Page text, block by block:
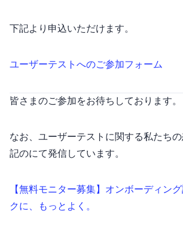
下記URLより申込いただけます。
Ombo ユーザーテストへのご参加フォーム
皆さまのご参加をお待ちしております。
なお、ユーザーテストに関する私たち
記のnoteにて発信しています。
【無料モニター募集】オンボーディン
クに、もっとよく。